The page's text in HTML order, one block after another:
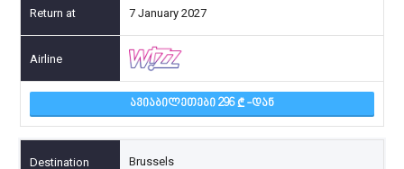
7 January 2027
ᲐᲕᲘᲐᲑᲘᲚᲔᲗᲔᲑᲘ 296 -ᲓᲐᲜ
Brussels